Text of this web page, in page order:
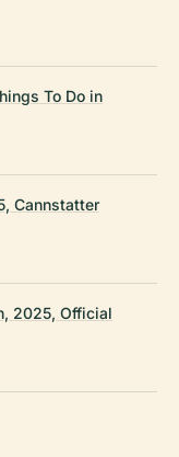
To Do in
Cannstatter
2025, Official